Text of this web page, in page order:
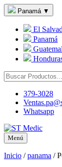
Panamá ▼
El
Panamá
379-3028
Whatsapp
Menú
Inicio /panama /